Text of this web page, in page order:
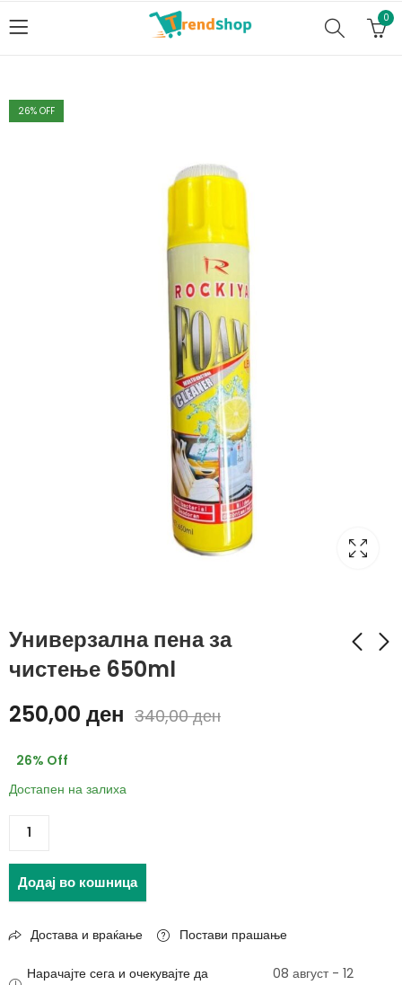
0
26% OFF
Универзална пена за
чистење 650ml
250,00 ден 340,00ден
26% Off
Достапен на залиха
Додај во кошница
Достава и враќање Постави прашање
Нарачајте сега и очекувајте да
08 август - 12